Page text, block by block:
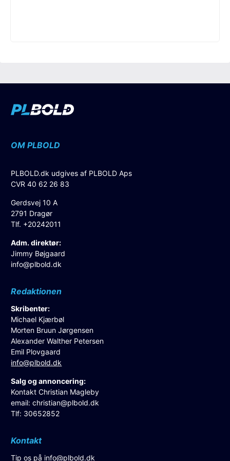
OM PLBOLD
PLBOLD.dk udgives af PLBOLD Aps
CVR 40 62 26 83
Gerdsvej 10 A
2791 Dragør
Tlf. +20242011
Adm. direktør:
Jimmy Bøjgaard
info@plbold.dk
Redaktionen
Skribenter:
Michael Kjærbøl
Morten Bruun Jørgensen
Alexander Walther Petersen
Emil Plovgaard
info@plbold.dk
Salg og annoncering:
Kontakt Christian Magleby
email:christian@plbold.dk
Tlf: 30652852
Kontakt
Tip os på info@plbold.dk